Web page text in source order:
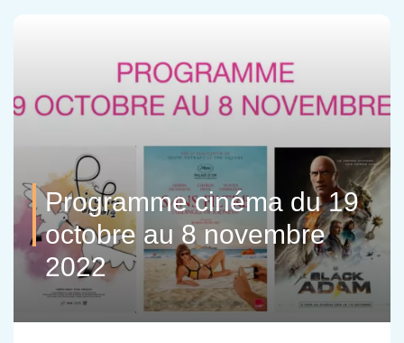
Programme cinéma du 19
octobre au 8 novembre
2022